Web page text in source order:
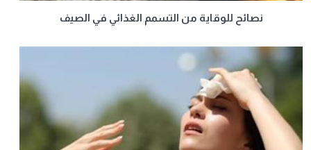
نصائح للوقاية من التسمم الغذائي في الصيف